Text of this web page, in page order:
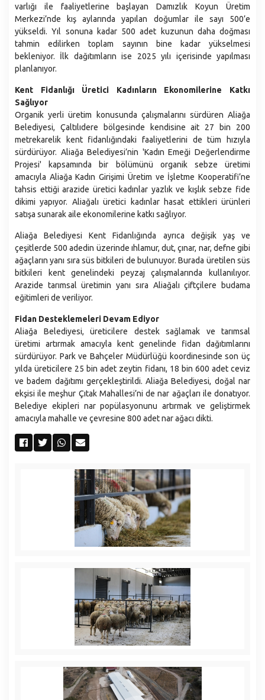
İşletme ve İştirakler Müdürlüğü
Kültür Sanat ve Sosyal İşler Müdürlüğü
Makine İkmal Bakım ve Onarım Müdürlüğü
Mali Hizmetler Müdürlüğü
Muhtarlık İşleri Müdürlüğü
Özel Kalem Müdürlüğü
Park ve Вahçeler Müdürlüğü
Plan ve Proje Müdürlüğü
Sağlık İşleri Müdürlüğü
Temizlik İşleri Müdürlüğü
Ulaşım Hizmetleri Müdürlüğü
Veteriner İşleri Müdürlüğü
Yazı İşleri Müdürlüğü
Zabıta Müdürlüğü
varlığı ile faaliyetlerine başlayan Damızlık Koyun Üretim
Merkezi’nde kış aylarında yapılan doğumlar ile sayı 500’e
yükseldi. Yıl sonuna kadar 500 adet kuzunun daha doğması
tahmin edilirken toplam sayının bine kadar yükselmesi
bekleniyor. İlk dağıtımların ise 2025 yılı içerisinde yapılması
planlanıyor.
Kent Fidanlığı Üretici Kadınların Ekonomilerine Katkı
Sağlıyor
Organik yerli üretim konusunda çalışmalarını sürdüren Aliağa
Belediyesi, Çaltılıdere bölgesinde kendisine ait 27 bin 200
metrekarelik kent fidanlığındaki faaliyetlerini de tüm hızıyla
sürdürüyor. Aliağa Belediyesi’nin 'Kadın Emeği Değerlendirme
Projesi' kapsamında bir bölümünü organik sebze üretimi
amacıyla Aliağa Kadın Girişimi Üretim ve İşletme Kooperatifi’ne
tahsis ettiği arazide üretici kadınlar yazlık ve kışlık sebze fide
dikimi yapıyor. Aliağalı üretici kadınlar hasat ettikleri ürünleri
satışa sunarak aile ekonomilerine katkı sağlıyor.
Aliağa Belediyesi Kent Fidanlığında ayrıca değişik yaş ve
çeşitlerde 500 adedin üzerinde ıhlamur, dut, çınar, nar, defne gibi
ağaçların yanı sıra süs bitkileri de bulunuyor. Burada üretilen süs
bitkileri kent genelindeki peyzaj çalışmalarında kullanılıyor.
Arazide tarımsal üretimin yanı sıra Aliağalı çiftçilere budama
eğitimleri de veriliyor.
Fidan Desteklemeleri Devam Ediyor
Aliağa Belediyesi, üreticilere destek sağlamak ve tarımsal
üretimi artırmak amacıyla kent genelinde fidan dağıtımlarını
sürdürüyor. Park ve Bahçeler Müdürlüğü koordinesinde son üç
yılda üreticilere 25 bin adet zeytin fidanı, 18 bin 600 adet ceviz
ve badem dağıtımı gerçekleştirildi. Aliağa Belediyesi, doğal nar
ekşisi ile meşhur Çıtak Mahallesi’ni de nar ağaçları ile donatıyor.
Belediye ekipleri nar popülasyonunu artırmak ve geliştirmek
amacıyla mahalle ve çevresine 800 adet nar ağacı dikti.